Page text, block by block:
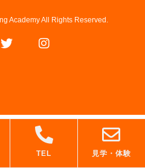
Academy All Rights Reserved.
TEL 見学・体験